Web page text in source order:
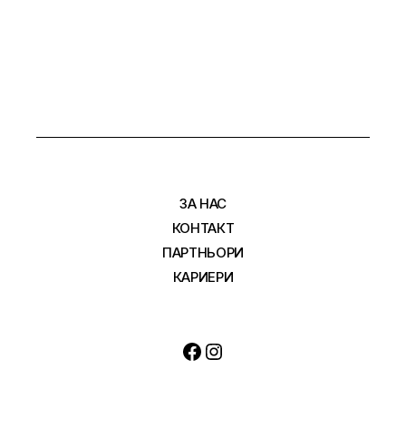
ЗА НАС
КОНТАКТ
ПАРТНЬОРИ
КАРИЕРИ